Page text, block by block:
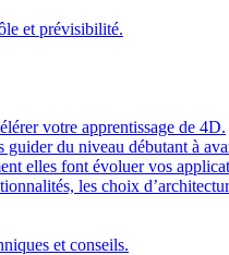
et prévisibilité.
votre apprentissage de 4D.
du niveau débutant à
elles font évoluer vos
les choix
et conseils.